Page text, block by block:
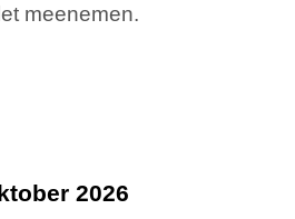
meenemen.
2026